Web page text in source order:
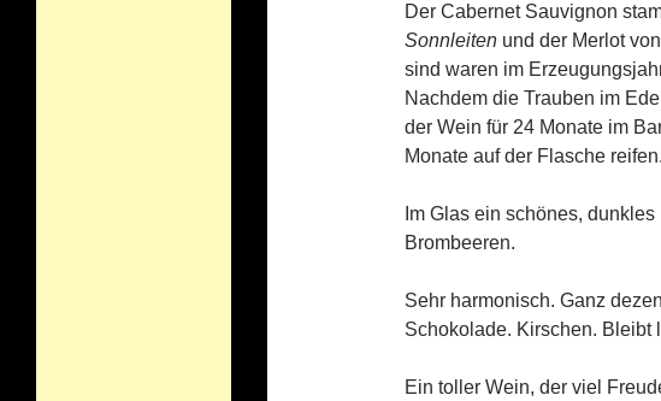
Der Cabernet Sauvignon
Sonnleiten und der Merlot
sind waren im
Nachdem die Trauben im
der Wein für 24 Monate im
Monate auf der Flasche reifen.
Im Glas ein schönes,
Brombeeren.
Sehr harmonisch. Ganz
Schokolade. Kirschen. Bleibt
Ein toller Wein, der viel